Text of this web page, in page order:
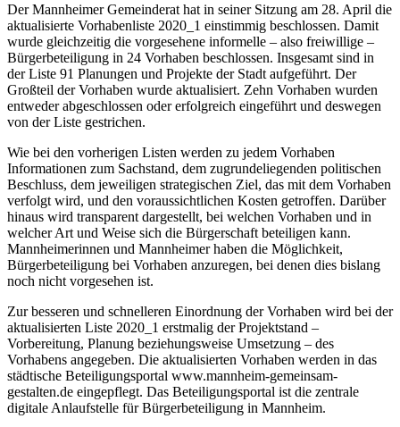
Der Mannheimer Gemeinderat hat in seiner Sitzung am 28. April die
aktualisierte Vorhabenliste 2020_1 einstimmig beschlossen. Damit
wurde gleichzeitig die vorgesehene informelle – also freiwillige –
Bürgerbeteiligung in 24 Vorhaben beschlossen. Insgesamt sind in
der Liste 91 Planungen und Projekte der Stadt aufgeführt. Der
Großteil der Vorhaben wurde aktualisiert. Zehn Vorhaben wurden
entweder abgeschlossen oder erfolgreich eingeführt und deswegen
von der Liste gestrichen.
Wie bei den vorherigen Listen werden zu jedem Vorhaben
Informationen zum Sachstand, dem zugrundeliegenden politischen
Beschluss, dem jeweiligen strategischen Ziel, das mit dem Vorhaben
verfolgt wird, und den voraussichtlichen Kosten getroffen. Darüber
hinaus wird transparent dargestellt, bei welchen Vorhaben und in
welcher Art und Weise sich die Bürgerschaft beteiligen kann.
Mannheimerinnen und Mannheimer haben die Möglichkeit,
Bürgerbeteiligung bei Vorhaben anzuregen, bei denen dies bislang
noch nicht vorgesehen ist.
Zur besseren und schnelleren Einordnung der Vorhaben wird bei der
aktualisierten Liste 2020_1 erstmalig der Projektstand –
Vorbereitung, Planung beziehungsweise Umsetzung – des
Vorhabens angegeben. Die aktualisierten Vorhaben werden in das
städtische Beteiligungsportal www.mannheim-gemeinsam-
gestalten.de eingepflegt. Das Beteiligungsportal ist die zentrale
digitale Anlaufstelle für Bürgerbeteiligung in Mannheim.